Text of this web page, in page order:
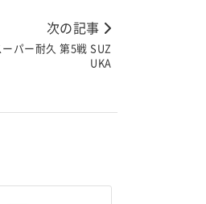
次の記事
パー耐久 第5戦 SUZ
UKA